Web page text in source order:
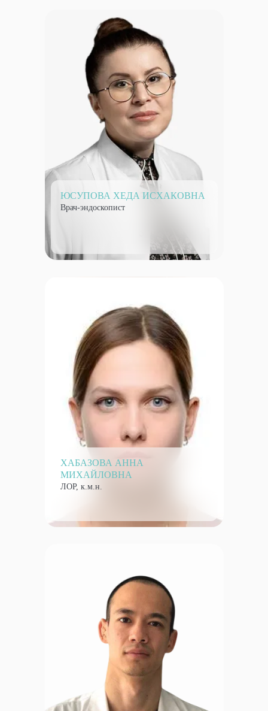
ЮСУПОВА ХЕДА ИСХАКОВНА
Врач-эндоскопист
ХАБАЗОВА АННА
МИХАЙЛОВНА
ЛОР, к.м.н.